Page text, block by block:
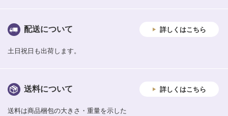
配送について 詳しくはこちら
土日祝日も出荷します。
送料について 詳しくはこちら
送料は商品梱包の大きさ・重量を示した